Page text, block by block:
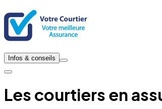
Infos & conseils
Les courtiers en